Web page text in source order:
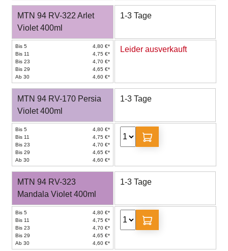
MTN 94 RV-322 Arlet
Violet 400ml
1-3 Tage
Bis 5
4,80 €*
Bis 11
4,75 €*
Bis 23
4,70 €*
Bis 29
4,65 €*
Ab 30
4,60 €*
Leider ausverkauft
MTN 94 RV-170 Persia
Violet 400ml
1-3 Tage
Bis 5
4,80 €*
Bis 11
4,75 €*
Bis 23
4,70 €*
Bis 29
4,65 €*
Ab 30
4,60 €*
MTN 94 RV-323
Mandala Violet 400ml
1-3 Tage
Bis 5
4,80 €*
Bis 11
4,75 €*
Bis 23
4,70 €*
Bis 29
4,65 €*
Ab 30
4,60 €*